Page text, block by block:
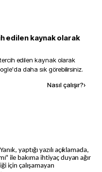
edilen kaynak olarak
edilen kaynak olarak
daha sık görebilirsiniz.
Nasıl çalışır?›
yaptığı yazılı açıklamada,
ile bakıma ihtiyaç duyan ağır
için çalışamayan